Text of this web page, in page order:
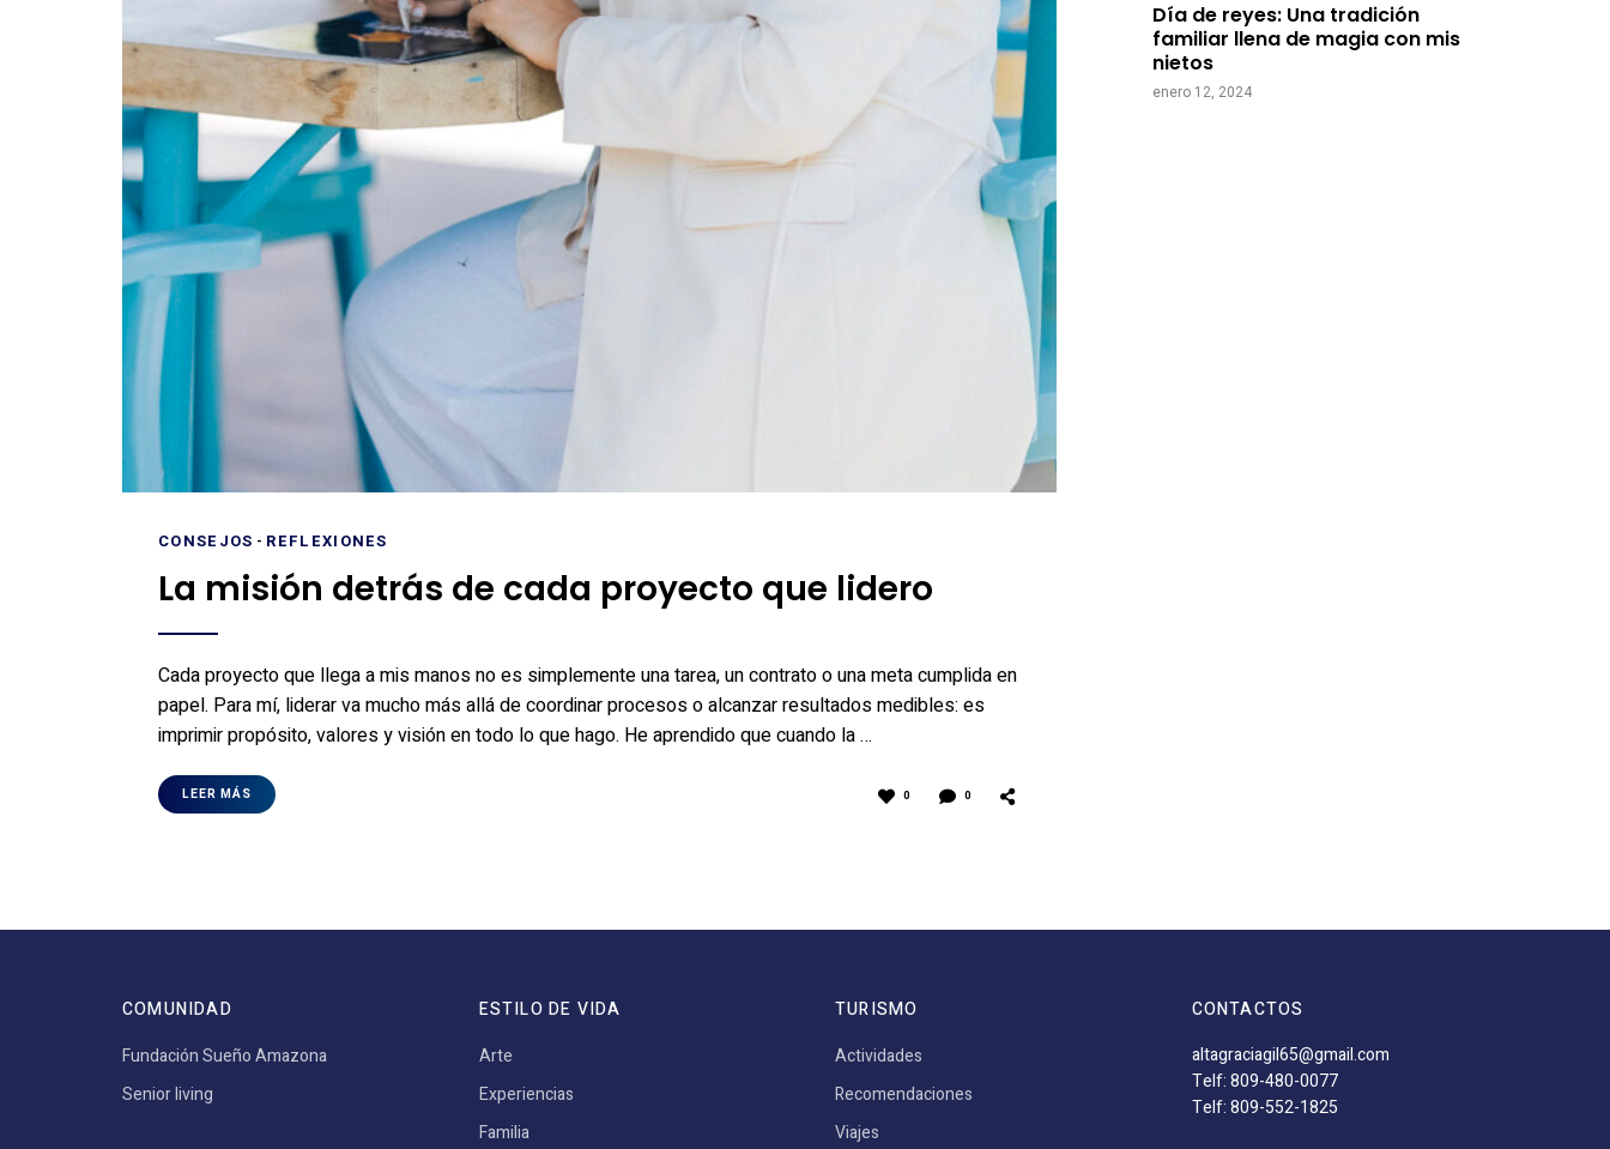
CONSEJOS - REFLEXIONES
La misión detrás de cada proyecto que lidero
Cada proyecto que llega a mis manos no es simplemente una tarea, un contrato o una meta cumplida en
papel. Para mí, liderar va mucho más allá de coordinar procesos o alcanzar resultados medibles: es
imprimir propósito, valores y visión en todo lo que hago. He aprendido que cuando la …
LEER MÁS 0 0
Día de reyes: Una tradición
familiar llena de magia con mis
nietos
enero 12, 2024
COMUNIDAD
Fundación Sueño Amazona
Senior living
ESTILO DE VIDA
Arte
Experiencias
Familia
TURISMO
Actividades
Recomendaciones
Viajes
CONTACTOS
altagraciagil65@gmail.com
Telf: 809-480-0077
Telf: 809-552-1825